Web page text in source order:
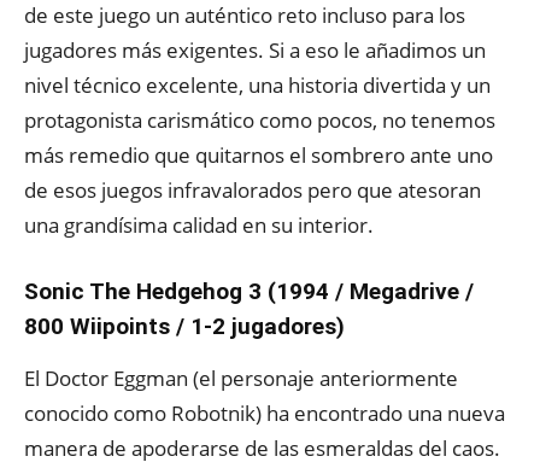
de este juego un auténtico reto incluso para los
jugadores más exigentes. Si a eso le añadimos un
nivel técnico excelente, una historia divertida y un
protagonista carismático como pocos, no tenemos
más remedio que quitarnos el sombrero ante uno
de esos juegos infravalorados pero que atesoran
una grandísima calidad en su interior.
Sonic The Hedgehog 3 (1994 / Megadrive /
800 Wiipoints / 1-2 jugadores)
El Doctor Eggman (el personaje anteriormente
conocido como Robotnik) ha encontrado una nueva
manera de apoderarse de las esmeraldas del caos.